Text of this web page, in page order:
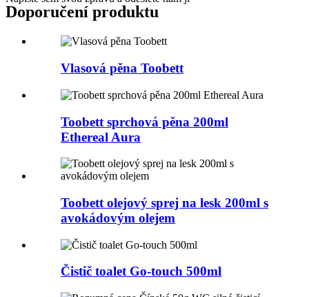
Doporučení produktu
Vlasová pěna Toobett
Toobett sprchová pěna 200ml
Ethereal Aura
Toobett olejový sprej na lesk 200ml s
avokádovým olejem
Čistič toalet Go-touch 500ml